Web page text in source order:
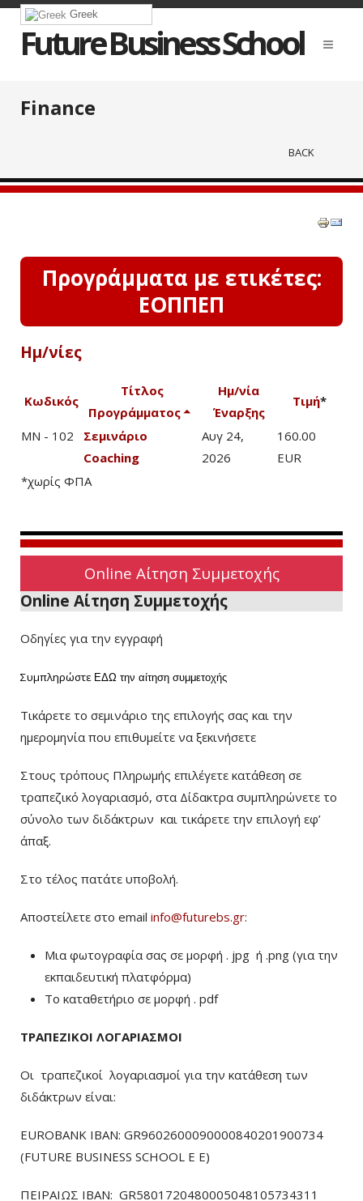
Greek
Future Business School
Finance
BACK
Προγράμματα με ετικέτες:
ΕΟΠΠΕΠ
Ημ/νίες
Κωδικός
Τίτλος
Προγράμματος
Ημ/νία
Έναρξης
Τιμή*
MN - 102
Σεμινάριο
Coaching
Αυγ 24,
2026
160.00
EUR
*χωρίς ΦΠΑ
Online Αίτηση Συμμετοχής
Online Αίτηση Συμμετοχής
Οδηγίες για την εγγραφή
Συμπληρώστε ΕΔΩ την αίτηση συμμετοχής
Τικάρετε το σεμινάριο της επιλογής σας και την
ημερομηνία που επιθυμείτε να ξεκινήσετε
Στους τρόπους Πληρωμής επιλέγετε κατάθεση σε
τραπεζικό λογαριασμό, στα Δίδακτρα συμπληρώνετε το
σύνολο των διδάκτρων και τικάρετε την επιλογή εφ’
άπαξ.
Στο τέλος πατάτε υποβολή.
Αποστείλετε στο email info@futurebs.gr:
Μια φωτογραφία σας σε μορφή . jpg ή .png (για την
εκπαιδευτική πλατφόρμα)
To καταθετήριο σε μορφή . pdf
ΤΡΑΠΕΖΙΚΟΙ ΛΟΓΑΡΙΑΣΜΟΙ
Οι τραπεζικοί λογαριασμοί για την κατάθεση των
διδάκτρων είναι:
EUROBANK IBAN: GR9602600090000840201900734
(FUTURE BUSINESS SCHOOL E E)
ΠΕΙΡΑΙΩΣ ΙΒΑΝ: GR5801720480005048105734311